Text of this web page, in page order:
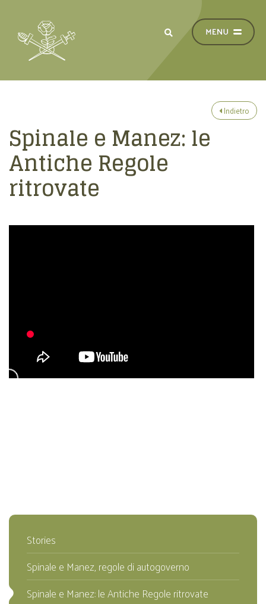
Indietro
Spinale e Manez: le
Antiche Regole
ritrovate
Stories
Spinale e Manez, regole di autogoverno
Spinale e Manez: le Antiche Regole ritrovate